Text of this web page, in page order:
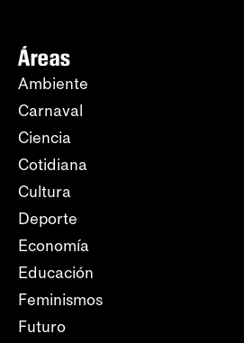
Áreas
Ambiente
Carnaval
Ciencia
Cotidiana
Cultura
Deporte
Economía
Educación
Feminismos
Futuro